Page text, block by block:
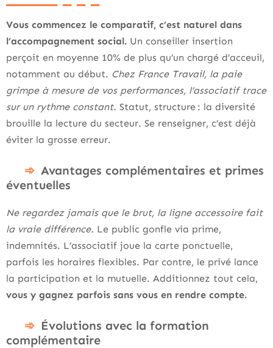
Vous commencez le comparatif, c’est naturel dans
l’accompagnement social. Un conseiller insertion
perçoit en moyenne 10% de plus qu’un chargé d’acceuil,
notamment au début. Chez France Travail, la paie
grimpe à mesure de vos performances, l’associatif trace
sur un rythme constant. Statut, structure : la diversité
brouille la lecture du secteur. Se renseigner, c’est déjà
éviter la grosse erreur.
Avantages complémentaires et primes
éventuelles
Ne regardez jamais que le brut, la ligne accessoire fait
la vraie différence. Le public gonfle via prime,
indemnités. L’associatif joue la carte ponctuelle,
parfois les horaires flexibles. Par contre, le privé lance
la participation et la mutuelle. Additionnez tout cela,
vous y gagnez parfois sans vous en rendre compte.
Évolutions avec la formation
complémentaire